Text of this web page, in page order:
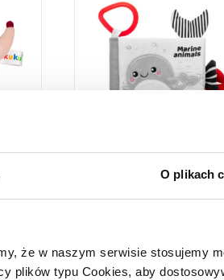
O plikach
że w naszym serwisie stosujemy
plików typu Cookies, aby
Pluszowa książeczka
sensoryczna